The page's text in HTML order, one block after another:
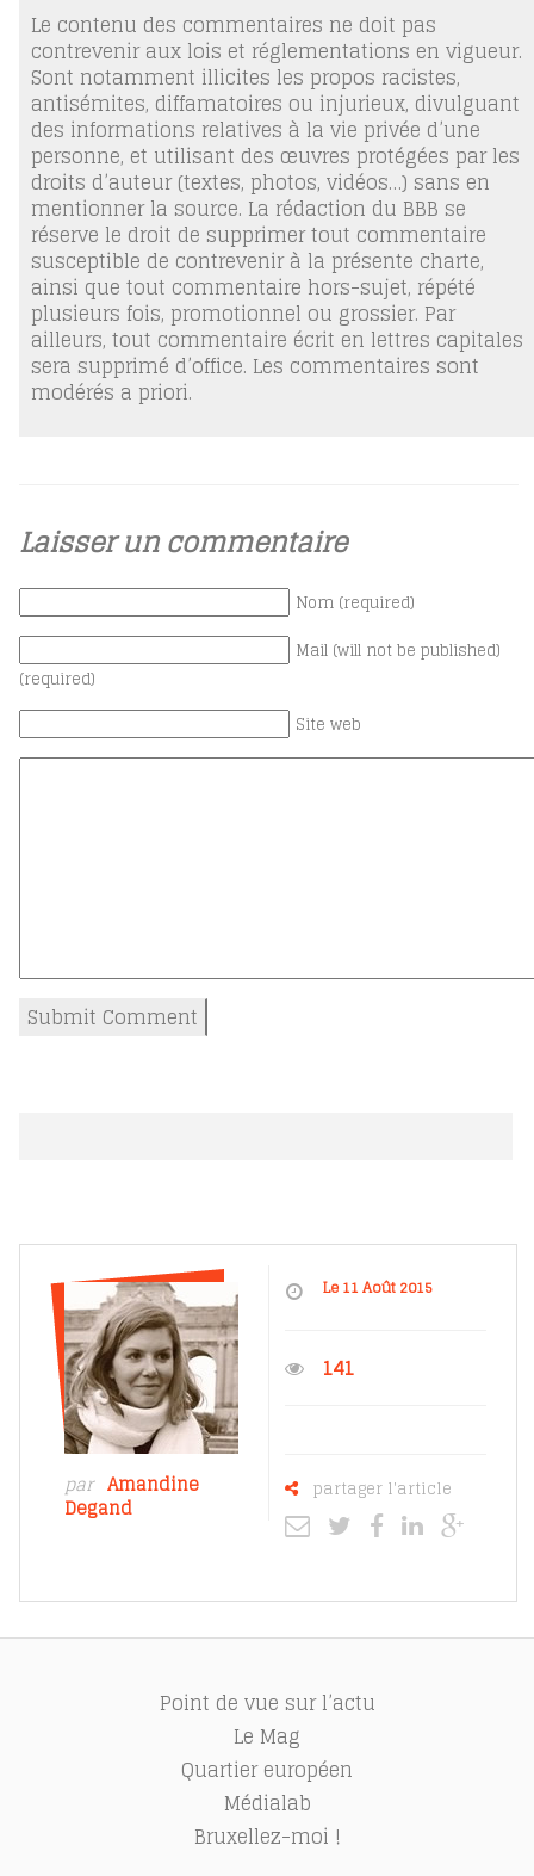
Le contenu des commentaires ne doit pas
contrevenir aux lois et réglementations en vigueur.
Sont notamment illicites les propos racistes,
antisémites, diffamatoires ou injurieux, divulguant
des informations relatives à la vie privée d’une
personne, et utilisant des œuvres protégées par les
droits d’auteur (textes, photos, vidéos…) sans en
mentionner la source. La rédaction du BBB se
réserve le droit de supprimer tout commentaire
susceptible de contrevenir à la présente charte,
ainsi que tout commentaire hors-sujet, répété
plusieurs fois, promotionnel ou grossier. Par
ailleurs, tout commentaire écrit en lettres capitales
sera supprimé d’office. Les commentaires sont
modérés a priori.
Laisser un commentaire
Nom (required)
Mail (will not be published)
(required)
Site web
par Amandine
Degand
Le 11 Août 2015
141
partager l'article
Point de vue sur l’actu
Le Mag
Quartier européen
Médialab
Bruxellez-moi !